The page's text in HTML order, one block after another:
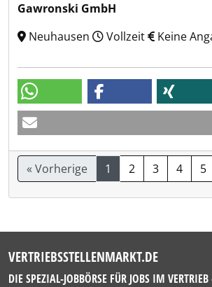
Gawronski GmbH
Neuhausen
Vollzeit Keine
« Vorherige 1 2 3 4 5
VERTRIEBSSTELLENMARKT.DE
DIE SPEZIAL-JOBBÖRSE FÜR JOBS IM